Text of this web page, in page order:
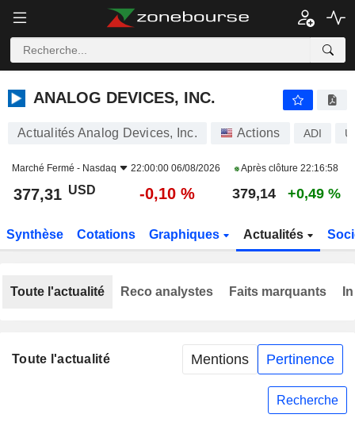
ANALOG DEVICES, INC.
ANALOG DEVICES, INC.
Actualités Analog Devices, Inc. Actions ADI
Marché Fermé - Nasdaq 22:00:00 06/08/2026 Après clôture 22:16:58
377,31 USD -0,10 % 379,14 +0,49 %
Synthèse Cotations Graphiques Actualités
Toute l'actualité Mentions Pertinence
Recherche
Toute l'actualité Reco analystes Faits marquants